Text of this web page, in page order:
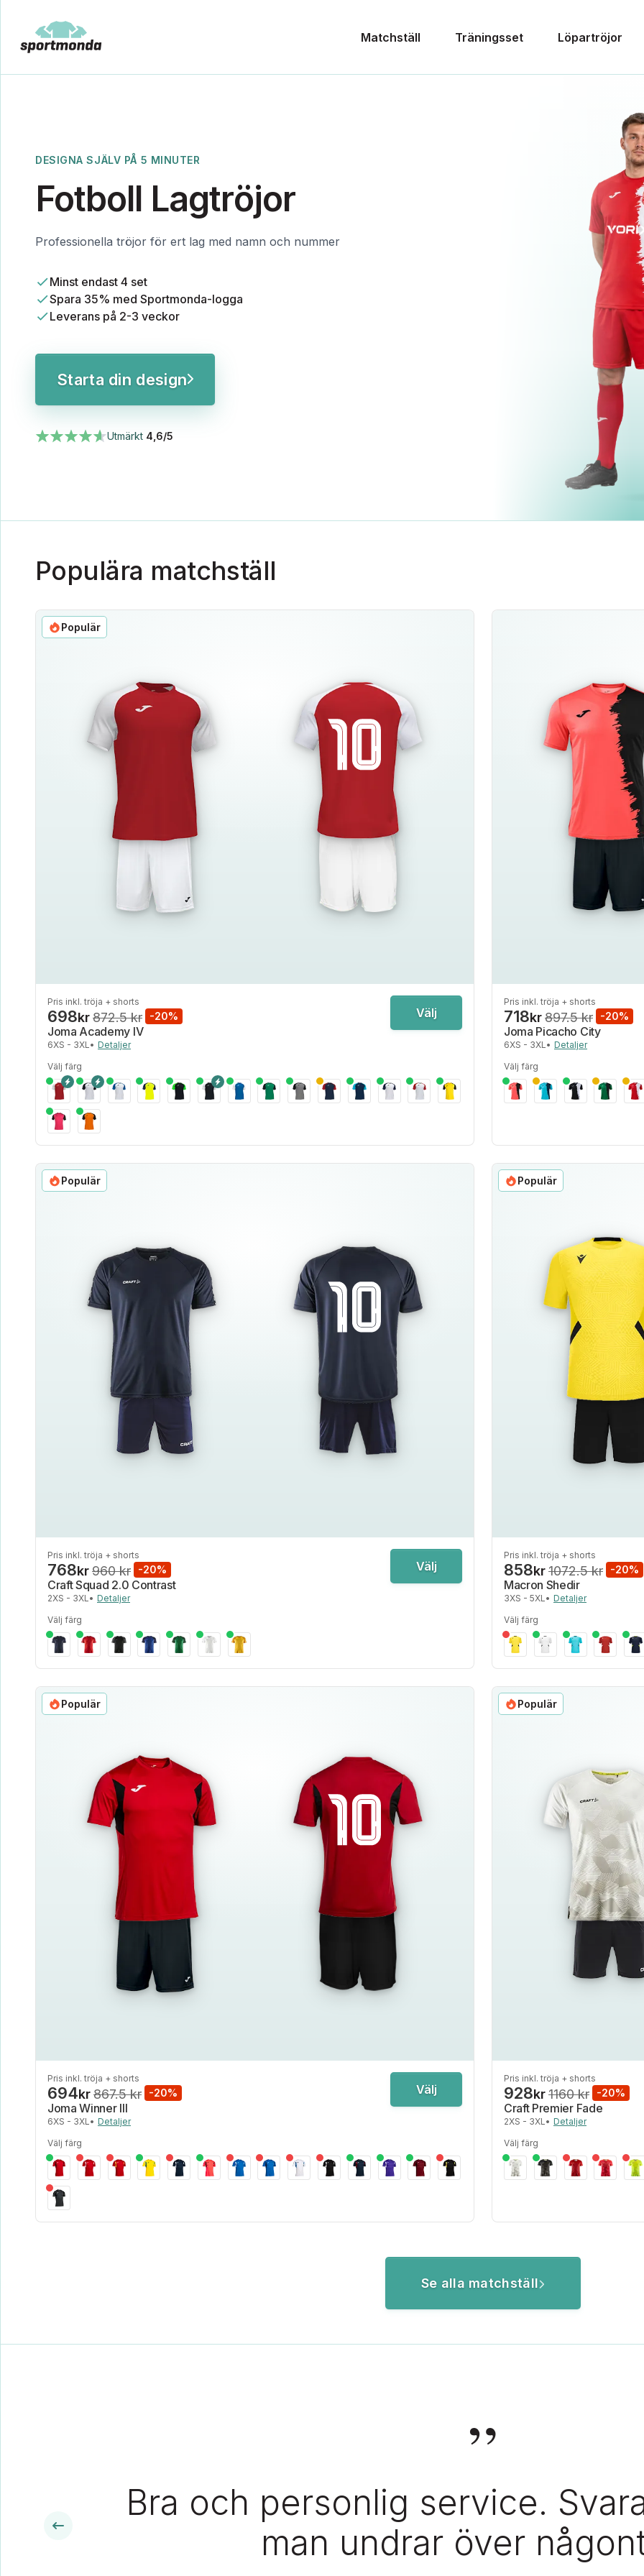
Matchställ Träningsset Löpartröjor
DESIGNA SJÄLV PÅ 5 MINUTER
Fotboll Lagtröjor
Professionella tröjor för ert lag med namn och nummer
Minst endast 4 set
Spara 35% med Sportmonda-logga
Leverans på 2-3 veckor
Starta din design
Utmärkt 4,6/5
Populära matchställ
Populär
Pris inkl. tröja + shorts
698kr872.5 kr -20%
Joma Academy IV
6XS - 3XL• Detaljer
Välj
Välj färg
Pris inkl. tröja + shorts
718kr897.5 kr -20%
Joma Picacho City
6XS - 3XL• Detaljer
Välj färg
Populär
Pris inkl. tröja + shorts
768kr960 kr -20%
Craft Squad 2.0 Contrast
2XS - 3XL• Detaljer
Välj
Välj färg
Populär
Pris inkl. tröja + shorts
858kr1072.5 kr -20%
Macron Shedir
3XS - 5XL• Detaljer
Välj färg
Populär
Pris inkl. tröja + shorts
694kr867.5 kr -20%
Joma Winner III
6XS - 3XL• Detaljer
Välj
Välj färg
Populär
Pris inkl. tröja + shorts
928kr1160 kr -20%
Craft Premier Fade
2XS - 3XL• Detaljer
Välj färg
Se alla matchställ
”
Bra och personlig service.
man undrar över